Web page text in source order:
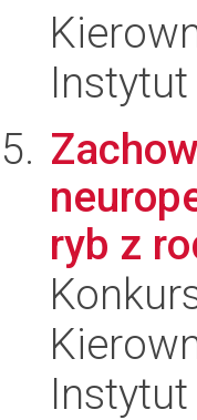
ryb z